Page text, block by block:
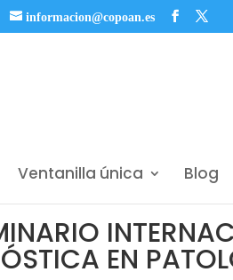
informacion@copoan.es
Ventanilla única Blog
EN